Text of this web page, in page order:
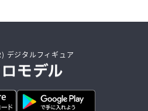
デジタルフィギュア